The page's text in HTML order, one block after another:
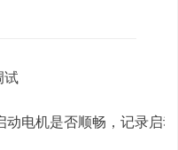
试
电机是否顺畅，记录启动